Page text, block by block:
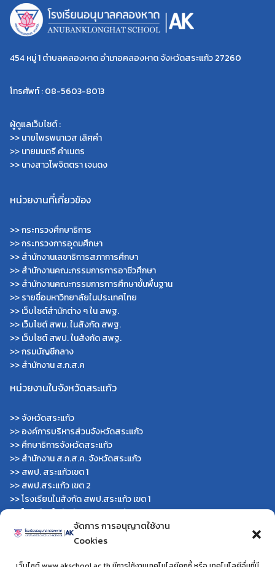
จัดการ การอนุญาตใช้งาน
Cookies
454 หมู่ 1 ตำบลคลองหาด อำเภอคลองหาด จังหวัดสระแก้ว 27260
โทรศัพท์ : 08-5603-8013
ผู้ดูแลเว็บไซต์ :
>> นายไพรพนาเวส เลิศคำ
>> นายมนตรี คำเนตร
>> นางสาวไพจิตตรา เจนดง
หน่วยงานที่เกี่ยวข้อง
>>กระทรวงศึกษาธิการ
>>กระทรวงการอุดมศึกษา
>>สำนักงานเลขาธิการสภาการศึกษา
>>สำนักงานคณะกรรมการการอาชีวศึกษา
>>สำนักงานคณะกรรมการการศึกษาขั้นพื้นฐาน
>>รายชื่อมหาวิทยาลัยในประเทศไทย
>>เว็บไซต์สำนักต่าง ๆ ใน สพฐ.
>>เว็บไซต์ สพม. ในสังกัด สพฐ.
>>เว็บไซต์ สพป. ในสังกัด สพฐ.
>>กรมบัญชีกลาง
>>สำนักงาน ส.ก.ส.ค
หน่วยงานในจังหวัดสระแก้ว
>>จังหวัดสระแก้ว
>>องค์การบริหารส่วนจังหวัดสระแก้ว
>>ศึกษาธิการจังหวัดสระแก้ว
>>สำนักงาน ส.ก.ส.ค. จังหวัดสระแก้ว
>>สพป. สระแก้วเขต 1
>>สพป.สระแก้ว เขต 2
>>โรงเรียนในสังกัด สพป.สระแก้ว เขต 1
>>โรงเรียนในสังกัด สพป.สระแก้ว เขต 2
>>วิทยาลัยเทคนิคสระแก้ว
>> วิทยาลัยเทคนิควังน้ำเย็น